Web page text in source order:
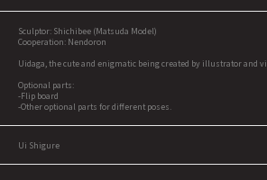
Sculptor: Shichibee (Matsuda Model)
Cooperation: Nendoron
Uidaga, the cute and enigmatic being created by illustrator and
Optional parts:
-Flip board
-Other optional parts for different poses.
Ui Shigure